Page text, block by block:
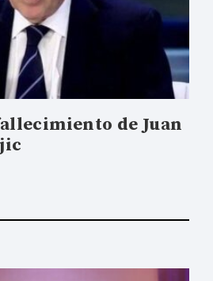
de Juan